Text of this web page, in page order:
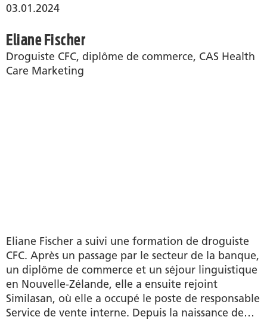
03.01.2024
Eliane Fischer
Droguiste CFC, diplôme de commerce, CAS Health
Care Marketing
Eliane Fischer a suivi une formation de droguiste
CFC. Après un passage par le secteur de la banque,
un diplôme de commerce et un séjour linguistique
en Nouvelle-Zélande, elle a ensuite rejoint
Similasan, où elle a occupé le poste de responsable
Service de vente interne. Depuis la naissance de